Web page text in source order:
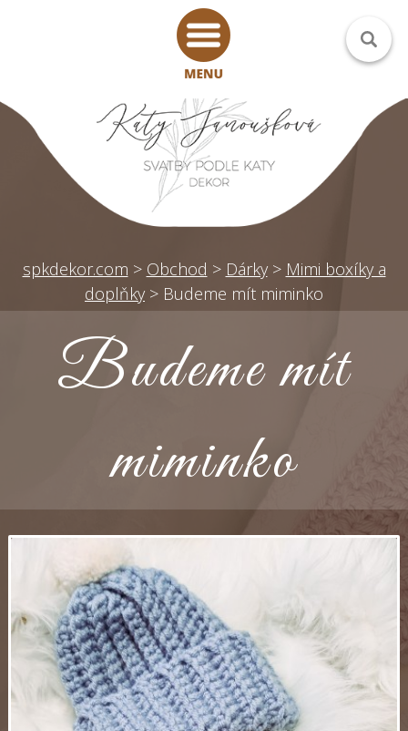
spkdekor.com > Obchod > Dárky > Mimi boxíky a
doplňky > Budeme mít miminko
Budeme mít
miminko